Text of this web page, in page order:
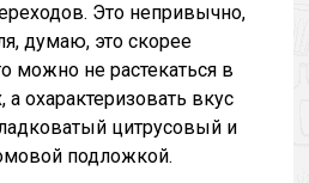
Это непривычно,
думаю, это скорее
можно не растекаться в
а охарактеризовать вкус
цитрусовый и
подложкой.